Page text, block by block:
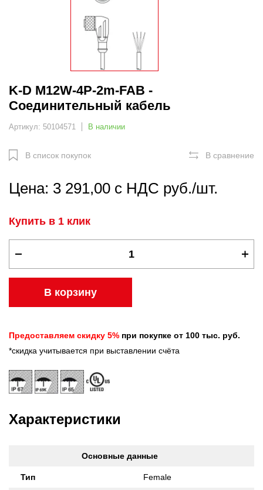
K-D M12W-4P-2m-FAB -
Соединительный кабель
Артикул: 50104571 В наличии
В список покупок В сравнение
Цена: 3 291,00 с НДС руб./шт.
Купить в 1 клик
В корзину
Предоставляем скидку 5% при покупке от 100 тыс. руб.
*скидка учитывается при выставлении счёта
Характеристики
Основные данные
Тип Female